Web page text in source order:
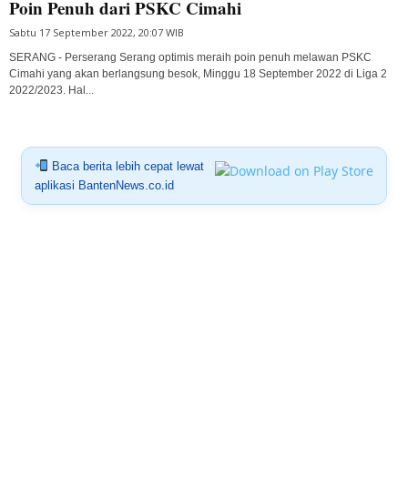
Poin Penuh dari PSKC Cimahi
Sabtu 17 September 2022, 20:07 WIB
SERANG - Perserang Serang optimis meraih poin penuh melawan PSKC
Cimahi yang akan berlangsung besok, Minggu 18 September 2022 di Liga 2
2022/2023. Hal...
Baca berita lebih cepat lewat
aplikasi BantenNews.co.id